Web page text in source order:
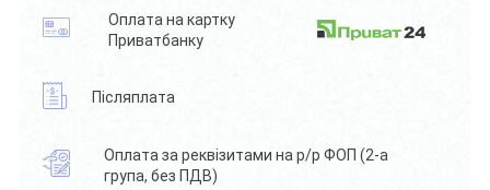
Оплата на картку
Приватбанку
Післяплата
Оплата за реквізитами на р/р ФОП (2-а
група, без ПДВ)